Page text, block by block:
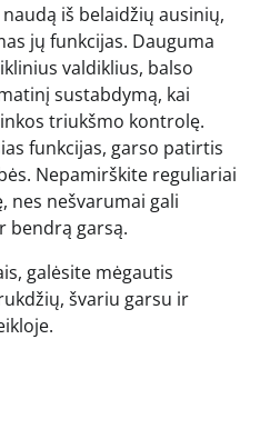
iš belaidžių ausinių,
jų funkcijas. Dauguma
valdiklius, balso
sustabdymą, kai
triukšmo kontrolę.
funkcijas, garso patirtis
Nepamirškite reguliariai
nes nešvarumai gali
bendrą garsą.
galėsite mėgautis
švariu garsu ir